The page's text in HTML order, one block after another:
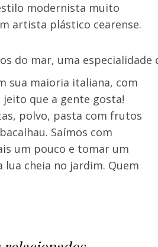
modernista muito
artista plástico cearense.
do mar, uma especialidade
sua maioria italiana, com
que a gente gosta!
polvo, pasta com frutos
Saímos com
um pouco e tomar um
cheia no jardim. Quem